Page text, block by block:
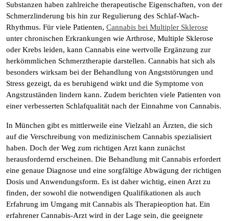
Substanzen haben zahlreiche therapeutische Eigenschaften, von der
Schmerzlinderung bis hin zur Regulierung des Schlaf-Wach-
Rhythmus. Für viele Patienten, Cannabis bei Multipler Sklerose
unter chronischen Erkrankungen wie Arthrose, Multiple Sklerose
oder Krebs leiden, kann Cannabis eine wertvolle Ergänzung zur
herkömmlichen Schmerztherapie darstellen. Cannabis hat sich als
besonders wirksam bei der Behandlung von Angststörungen und
Stress gezeigt, da es beruhigend wirkt und die Symptome von
Angstzuständen lindern kann. Zudem berichten viele Patienten von
einer verbesserten Schlafqualität nach der Einnahme von Cannabis.
In München gibt es mittlerweile eine Vielzahl an Ärzten, die sich
auf die Verschreibung von medizinischem Cannabis spezialisiert
haben. Doch der Weg zum richtigen Arzt kann zunächst
herausfordernd erscheinen. Die Behandlung mit Cannabis erfordert
eine genaue Diagnose und eine sorgfältige Abwägung der richtigen
Dosis und Anwendungsform. Es ist daher wichtig, einen Arzt zu
finden, der sowohl die notwendigen Qualifikationen als auch
Erfahrung im Umgang mit Cannabis als Therapieoption hat. Ein
erfahrener Cannabis-Arzt wird in der Lage sein, die geeignete